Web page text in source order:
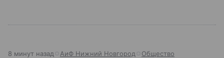
8 минут назад АиФ Нижний Новгород Общество